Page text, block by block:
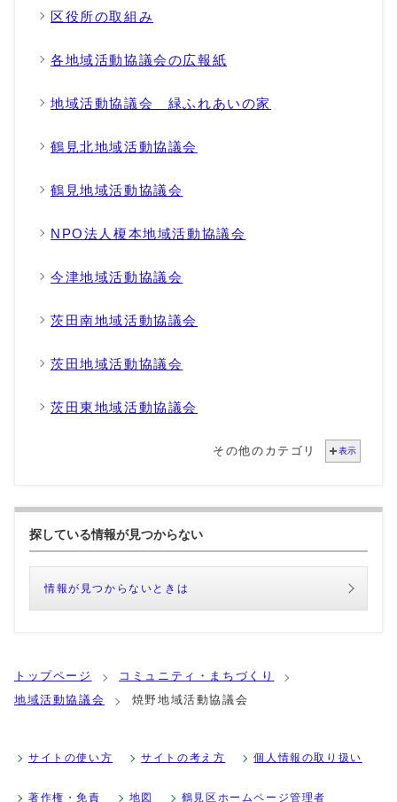
区役所の取組み
各地域活動協議会の広報紙
地域活動協議会 緑ふれあいの家
鶴見北地域活動協議会
鶴見地域活動協議会
NPO法人榎本地域活動協議会
今津地域活動協議会
茨田南地域活動協議会
茨田地域活動協議会
茨田東地域活動協議会
その他のカテゴリ 表示
探している情報が見つからない
情報が見つからないときは
トップページ
コミュニティ・まちづくり
地域活動協議会
焼野地域活動協議会
サイトの使い方 サイトの考え方 個人情報の取り扱い
著作権・免責 地図 鶴見区ホームページ管理者